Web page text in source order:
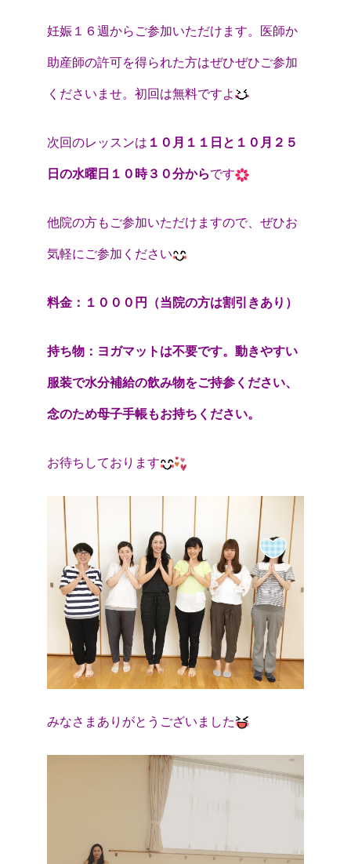
妊娠１６週からご参加いただけます。医師か
助産師の許可を得られた方はぜひぜひご参加
くださいませ。初回は無料ですよ
次回のレッスンは １０月１１日と１０月２５
日の水曜日１０時３０分からです
他院の方もご参加いただけますので、ぜひお
気軽にご参加ください
料金：１０００円（当院の方は割引きあり）
持ち物：ヨガマットは不要です。動きやすい
服装で水分補給の飲み物をご持参ください、
念のため母子手帳もお持ちください。
お待ちしております
みなさまありがとうございました